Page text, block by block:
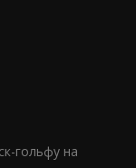
гольфу на